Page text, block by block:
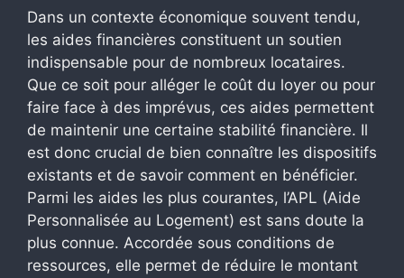
Dans un contexte économique souvent tendu,
les aides financières constituent un soutien
indispensable pour de nombreux locataires.
Que ce soit pour alléger le coût du loyer ou pour
faire face à des imprévus, ces aides permettent
de maintenir une certaine stabilité financière. Il
est donc crucial de bien connaître les dispositifs
existants et de savoir comment en bénéficier.
Parmi les aides les plus courantes, l’APL (Aide
Personnalisée au Logement) est sans doute la
plus connue. Accordée sous conditions de
ressources, elle permet de réduire le montant